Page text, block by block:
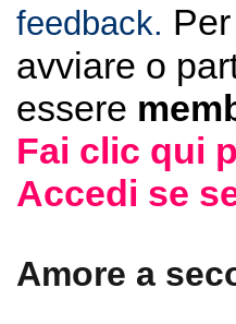
feedback.
avviare o
essere
Fai clic qui
Accedi se
Amore a